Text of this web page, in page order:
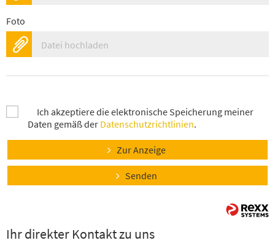
Foto
Datei hochladen
Ich akzeptiere die elektronische Speicherung meiner
Daten gemäß der Datenschutzrichtlinien.
Zur Anzeige
Senden
Ihr direkter Kontakt zu uns